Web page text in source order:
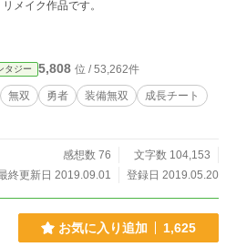
異世界を自由に生きる物語。 ＊リメイク作品です。
タジー 5,808 位 / 53,262件
無双 勇者 装備無双
成長チート
感想数 76
文字数 104,153
終更新日 2019.09.01
登録日 2019.05.20
お気に入り追加 1,625